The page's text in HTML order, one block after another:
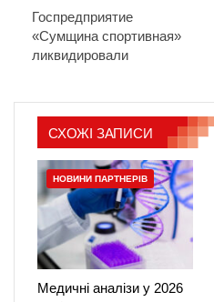
Госпредприятие
«Сумщина спортивная»
ликвидировали
СХОЖІ ЗАПИСИ
НОВИНИ ПАРТНЕРІВ
Медичні аналізи у 2026